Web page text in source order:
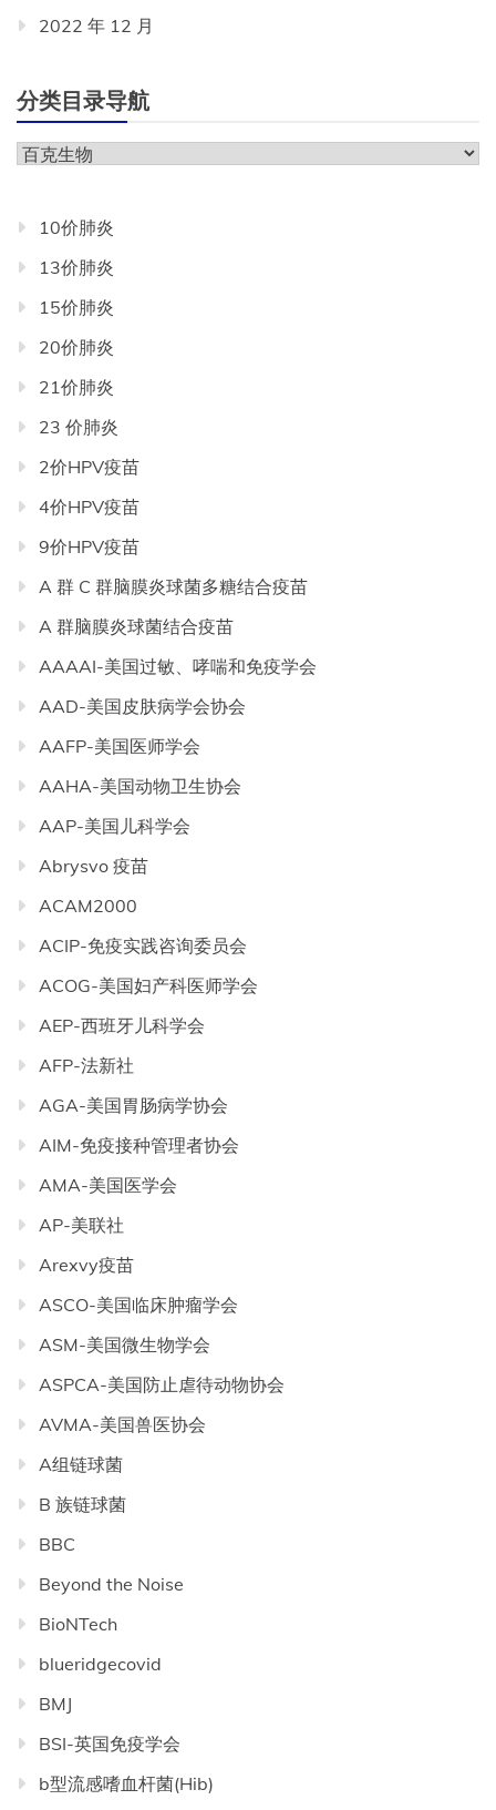
2022 年 12 月
分类目录导航
分
导
航
10价肺炎
13价肺炎
15价肺炎
20价肺炎
21价肺炎
23 价肺炎
2价HPV疫苗
4价HPV疫苗
9价HPV疫苗
A 群 C 群脑膜炎球菌多糖结合疫苗
A 群脑膜炎球菌结合疫苗
AAAAI-美国过敏、哮喘和免疫学会
AAD-美国皮肤病学会协会
AAFP-美国医师学会
AAHA-美国动物卫生协会
AAP-美国儿科学会
Abrysvo 疫苗
ACAM2000
ACIP-免疫实践咨询委员会
ACOG-美国妇产科医师学会
AEP-西班牙儿科学会
AFP-法新社
AGA-美国胃肠病学协会
AIM-免疫接种管理者协会
AMA-美国医学会
AP-美联社
Arexvy疫苗
ASCO-美国临床肿瘤学会
ASM-美国微生物学会
ASPCA-美国防止虐待动物协会
AVMA-美国兽医协会
A组链球菌
B 族链球菌
BBC
Beyond the Noise
BioNTech
blueridgecovid
BMJ
BSI-英国免疫学会
b型流感嗜血杆菌(Hib)